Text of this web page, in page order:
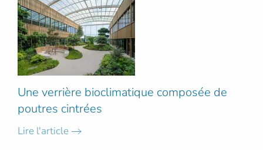
Une verrière bioclimatique composée de
poutres cintrées
Lire l'article